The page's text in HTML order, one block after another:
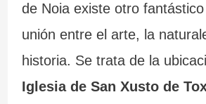
de Noia existe otro
unión entre el arte, la
historia. Se trata de la
Iglesia de San Xusto de